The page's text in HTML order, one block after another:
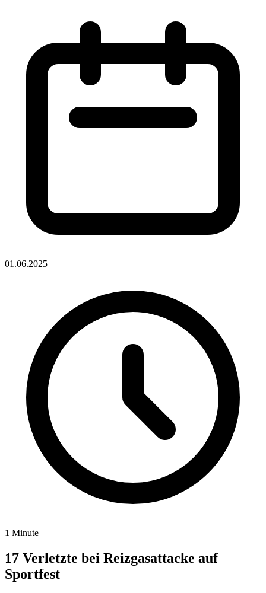
01.06.2025
1 Minute
17 Verletzte bei Reizgasattacke auf
Sportfest